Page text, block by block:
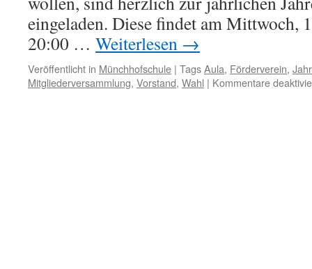
eingeladen. Diese findet am Mittwoch,
20:00 … Weiterlesen →
Veröffentlicht in Münchhofschule | TagsAula, Förderverein,
Mitgliederversammlung, Vorstand, Wahl | Kommentare